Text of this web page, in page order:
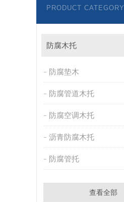
PRODUCT CATEGORY
防腐木托
防腐垫木
防腐管道木托
防腐空调木托
沥青防腐木托
防腐管托
查看全部